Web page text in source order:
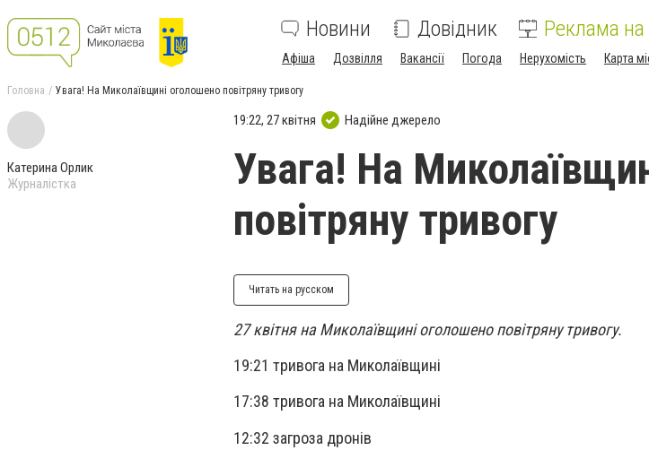
Новини Довідник Реклама на
Афіша Дозвілля Вакансії Погода Нерухомість Карта
Головна Увага! На Миколаївщині оголошено повітряну тривогу
Катерина Орлик
Журналістка
19:22, 27 квітня Надійне джерело
Увага! На
повітряну тривогу
Читать на русском
27 квітня на Миколаївщині оголошено повітряну тривогу.
19:21 тривога на Миколаївщині
17:38 тривога на Миколаївщині
12:32 загроза дронів